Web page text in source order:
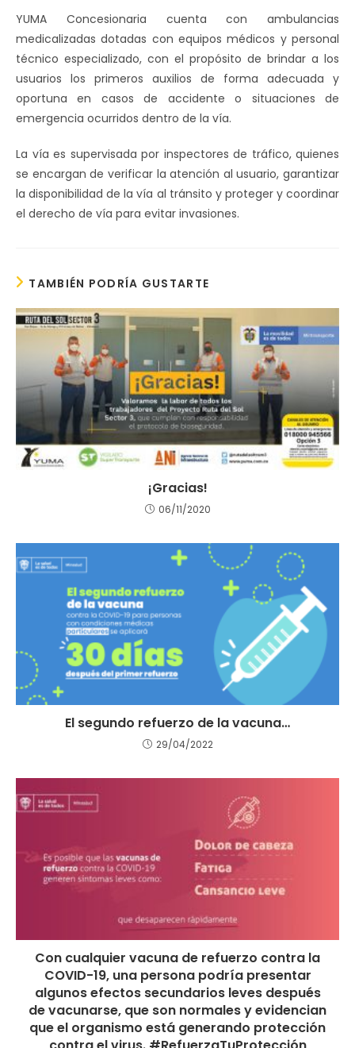
YUMA Concesionaria cuenta con ambulancias
medicalizadas dotadas con equipos médicos y personal
técnico especializado, con el propósito de brindar a los
usuarios los primeros auxilios de forma adecuada y
oportuna en casos de accidente o situaciones de
emergencia ocurridos dentro de la vía.
La vía es supervisada por inspectores de tráfico, quienes
se encargan de verificar la atención al usuario, garantizar
la disponibilidad de la vía al tránsito y proteger y coordinar
el derecho de vía para evitar invasiones.
TAMBIÉN PODRÍA GUSTARTE
¡Gracias!
06/11/2020
El segundo refuerzo de la vacuna…
29/04/2022
Con cualquier vacuna de refuerzo contra la
COVID-19, una persona podría presentar
algunos efectos secundarios leves después
de vacunarse, que son normales y evidencian
que el organismo está generando protección